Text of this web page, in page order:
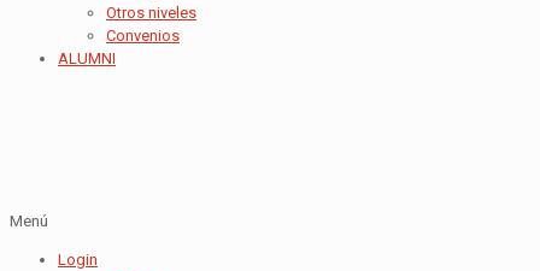
Otros niveles
Convenios
ALUMNI
Menú
Login